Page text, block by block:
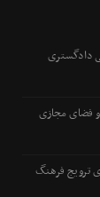
دادگستری
و فضای مجازی
ترویج فرهنگ